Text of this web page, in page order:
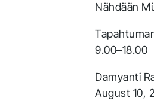
Nähdään
9.00–18.00
Damyanti
August 10,